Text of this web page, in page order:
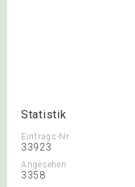
Statistik
Eintrags-Nr.
33923
Angesehen
3358